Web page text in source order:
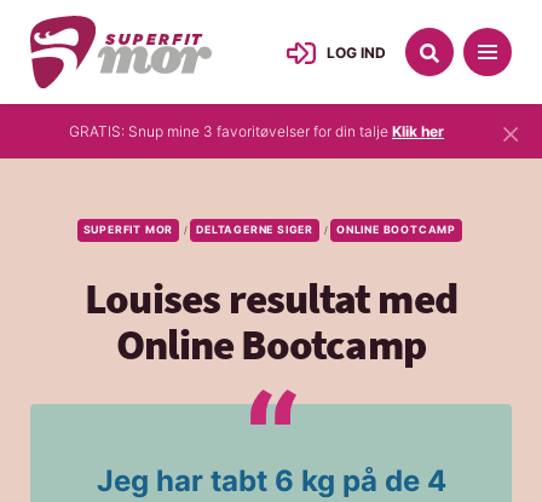
LOG IND
GRATIS: Snup mine 3 favoritøvelser for din talje Klik her ×
SUPERFIT MOR / DELTAGERNE SIGER / ONLINE BOOTCAMP
Louises resultat med
Online Bootcamp
Jeg har tabt 6 kg på de 4